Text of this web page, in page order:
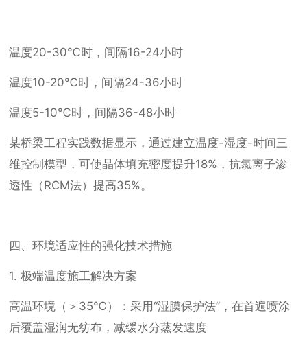
温度20-30℃时，间隔16-24小时
温度10-20℃时，间隔24-36小时
温度5-10℃时，间隔36-48小时
某桥梁工程实践数据显示，通过建立温度-湿度-时间三
维控制模型，可使晶体填充密度提升18%，抗氯离子渗
透性（RCM法）提高35%。
四、环境适应性的强化技术措施
1. 极端温度施工解决方案
高温环境（＞35℃）：采用“湿膜保护法”，在首遍喷涂
后覆盖湿润无纺布，减缓水分蒸发速度